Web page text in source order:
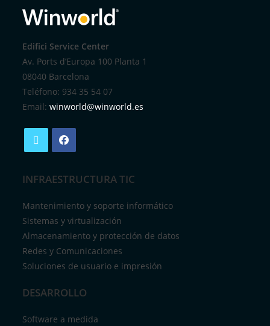
Edifici Service Center
Av. Ports d’Europa 100 Planta 1
08040 Barcelona
Teléfono: 934 35 54 07
Email:winworld@winworld.es
INFRAESTRUCTURA TIC
Mantenimiento y soporte informático
Sistemas y virtualización
Almacenamiento y protección de datos
Redes y Comunicaciones
Soluciones de usuario e impresión
DESARROLLO
Software a medida